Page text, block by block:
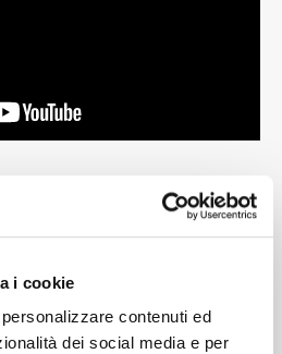
i cookie
contenuti ed
dei social media e per
definitivo arriva
con Dreaming Out
che vende oltre 2